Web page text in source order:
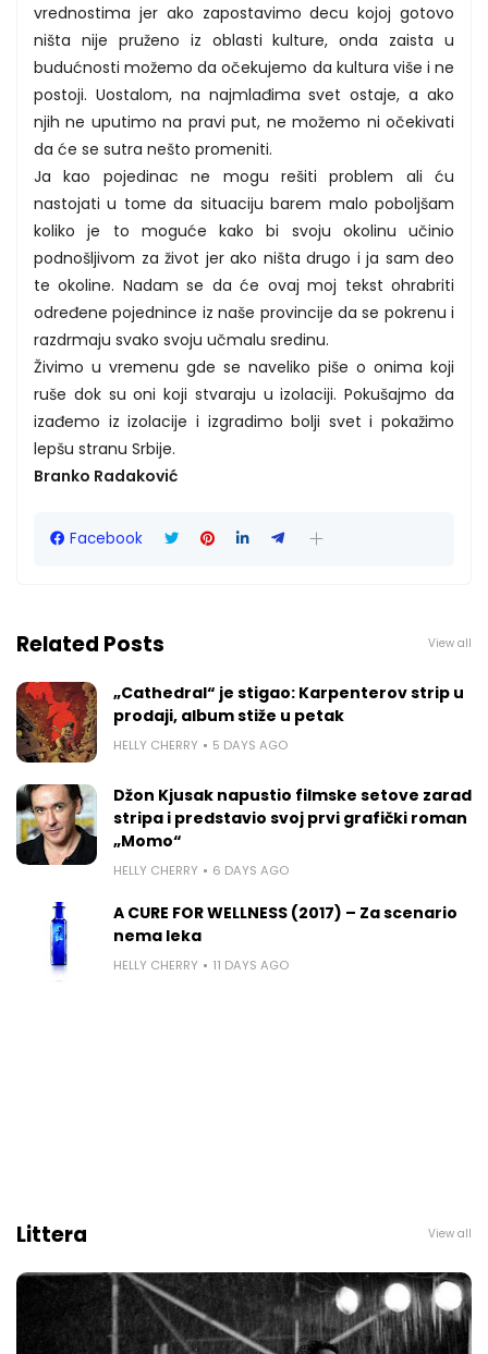
vrednostima jer ako zapostavimo decu kojoj gotovo
ništa nije pruženo iz oblasti kulture, onda zaista u
budućnosti možemo da očekujemo da kultura više i ne
postoji. Uostalom, na najmlađima svet ostaje, a ako
njih ne uputimo na pravi put, ne možemo ni očekivati
da će se sutra nešto promeniti.
Ja kao pojedinac ne mogu rešiti problem ali ću
nastojati u tome da situaciju barem malo poboljšam
koliko je to moguće kako bi svoju okolinu učinio
podnošljivom za život jer ako ništa drugo i ja sam deo
te okoline. Nadam se da će ovaj moj tekst ohrabriti
određene pojednince iz naše provincije da se pokrenu i
razdrmaju svako svoju učmalu sredinu.
Živimo u vremenu gde se naveliko piše o onima koji
ruše dok su oni koji stvaraju u izolaciji. Pokušajmo da
izađemo iz izolacije i izgradimo bolji svet i pokažimo
lepšu stranu Srbije.
Branko Radaković
Facebook
Related Posts View all
„Cathedral“ je stigao: Karpenterov strip u
prodaji, album stiže u petak
HELLY CHERRY 5 DAYS AGO
Džon Kjusak napustio filmske setove zarad
stripa i predstavio svoj prvi grafički roman
„Momo“
HELLY CHERRY 6 DAYS AGO
A CURE FOR WELLNESS (2017) – Za scenario
nema leka
HELLY CHERRY 11 DAYS AGO
Littera View all